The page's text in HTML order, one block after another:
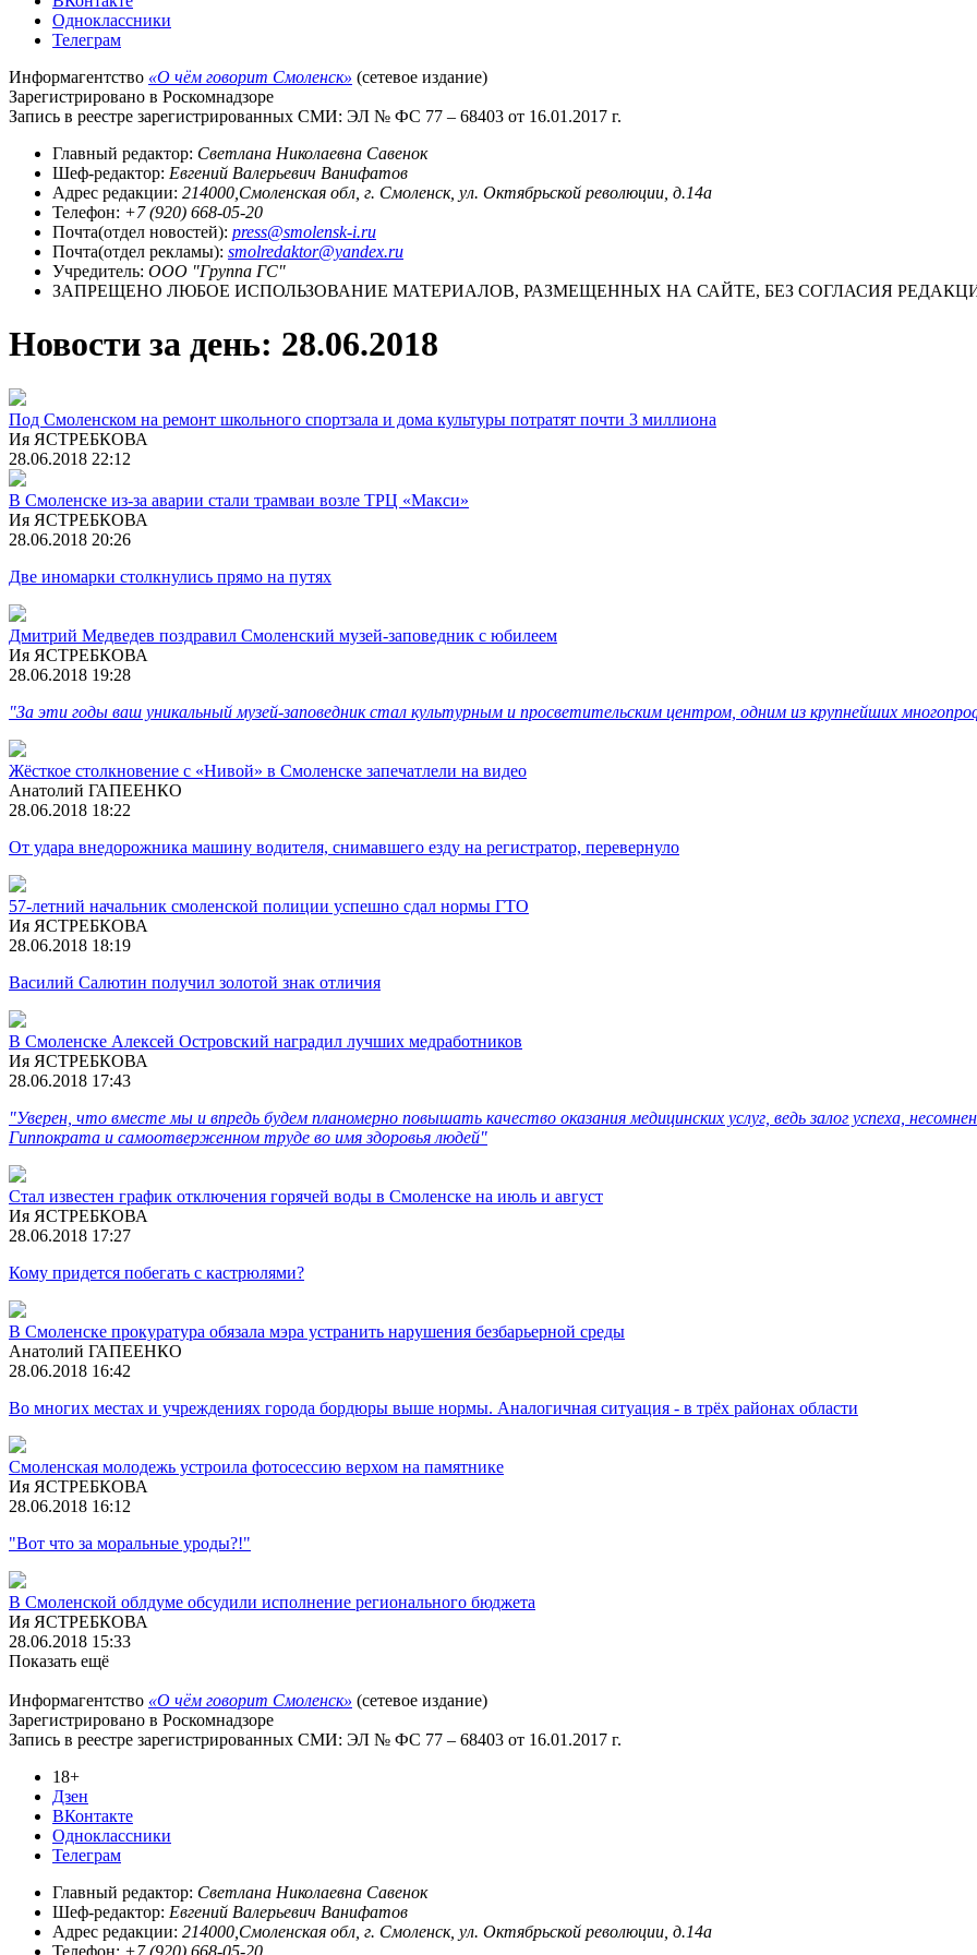
Одноклассники
Телеграм
Информагентство «О чём говорит Смоленск» (сетевое издание)
Зарегистрировано в Роскомнадзоре
Запись в реестре зарегистрированных СМИ: ЭЛ № ФС 77 – 68403 от 16.01.2017 г.
Главный редактор: Светлана Николаевна Савенок
Шеф-редактор: Евгений Валерьевич Ванифатов
Адрес редакции: 214000,Смоленская обл, г. Смоленск, ул. Октябрьской революции, д.14а
Телефон: +7 (920) 668-05-20
Почта(отдел новостей): press@smolensk-i.ru
Почта(отдел рекламы): smolredaktor@yandex.ru
Учредитель: ООО "Группа ГС"
ЗАПРЕЩЕНО ЛЮБОЕ ИСПОЛЬЗОВАНИЕ МАТЕРИАЛОВ, РАЗМЕЩЕННЫХ НА САЙТЕ, БЕЗ СОГЛАСИЯ
Новости за день: 28.06.2018
Под Смоленском на ремонт школьного спортзала и дома культуры потратят почти 3 миллиона
Ия ЯСТРЕБКОВА
28.06.2018 22:12
В Смоленске из-за аварии стали трамваи возле ТРЦ «Макси»
Ия ЯСТРЕБКОВА
28.06.2018 20:26
Две иномарки столкнулись прямо на путях
Дмитрий Медведев поздравил Смоленский музей-заповедник с юбилеем
Ия ЯСТРЕБКОВА
28.06.2018 19:28
"За эти годы ваш уникальный музей-заповедник стал культурным и просветительским центром, одним из крупнейших
Жёсткое столкновение с «Нивой» в Смоленске запечатлели на видео
Анатолий ГАПЕЕНКО
28.06.2018 18:22
От удара внедорожника машину водителя, снимавшего езду на регистратор, перевернуло
57-летний начальник смоленской полиции успешно сдал нормы ГТО
Ия ЯСТРЕБКОВА
28.06.2018 18:19
Василий Салютин получил золотой знак отличия
В Смоленске Алексей Островский наградил лучших медработников
Ия ЯСТРЕБКОВА
28.06.2018 17:43
"Уверен, что вместе мы и впредь будем планомерно повышать качество оказания медицинских услуг, ведь залог успеха,
Гиппократа и самоотверженном труде во имя здоровья людей"
Стал известен график отключения горячей воды в Смоленске на июль и август
Ия ЯСТРЕБКОВА
28.06.2018 17:27
Кому придется побегать с кастрюлями?
В Смоленске прокуратура обязала мэра устранить нарушения безбарьерной среды
Анатолий ГАПЕЕНКО
28.06.2018 16:42
Во многих местах и учреждениях города бордюры выше нормы. Аналогичная ситуация - в трёх районах области
Смоленская молодежь устроила фотосессию верхом на памятнике
Ия ЯСТРЕБКОВА
28.06.2018 16:12
"Вот что за моральные уроды?!"
В Смоленской облдуме обсудили исполнение регионального бюджета
Ия ЯСТРЕБКОВА
28.06.2018 15:33
Показать ещё
Информагентство «О чём говорит Смоленск» (сетевое издание)
Зарегистрировано в Роскомнадзоре
Запись в реестре зарегистрированных СМИ: ЭЛ № ФС 77 – 68403 от 16.01.2017 г.
18+
Дзен
ВКонтакте
Одноклассники
Телеграм
Главный редактор: Светлана Николаевна Савенок
Шеф-редактор: Евгений Валерьевич Ванифатов
Адрес редакции: 214000,Смоленская обл, г. Смоленск, ул. Октябрьской революции, д.14а
Телефон: +7 (920) 668-05-20